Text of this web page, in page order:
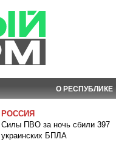
О РЕСПУБЛИКЕ
РОССИЯ
Силы ПВО за ночь сбили 397
украинских БПЛА